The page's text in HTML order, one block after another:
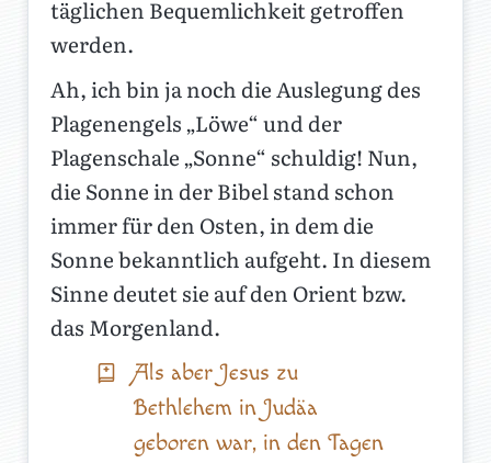
täglichen Bequemlichkeit getroffen
werden.
Ah, ich bin ja noch die Auslegung des
Plagenengels „Löwe“ und der
Plagenschale „Sonne“ schuldig! Nun,
die Sonne in der Bibel stand schon
immer für den Osten, in dem die
Sonne bekanntlich aufgeht. In diesem
Sinne deutet sie auf den Orient bzw.
das Morgenland.
Als aber Jesus zu
Bethlehem in Judäa
geboren war, in den Tagen